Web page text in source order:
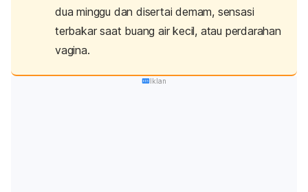
dua minggu dan disertai demam, sensasi
terbakar saat buang air kecil, atau perdarahan
vagina.
Iklan